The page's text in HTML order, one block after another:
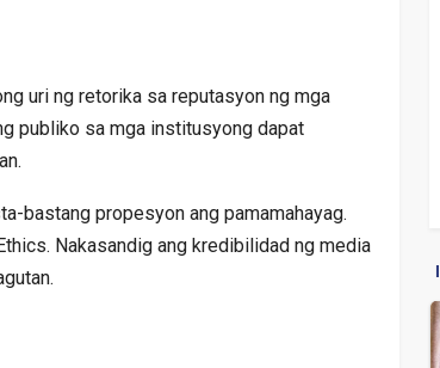
uri ng retorika sa reputasyon ng mga
publiko sa mga institusyong dapat
bastang propesyon ang pamamahayag.
Nakasandig ang kredibilidad ng media